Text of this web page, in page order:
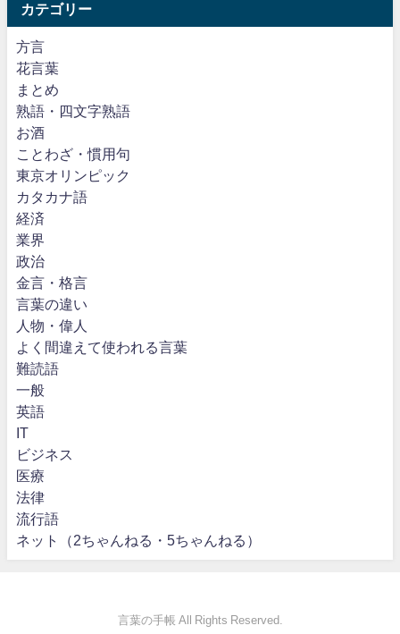
カテゴリー
方言
花言葉
まとめ
熟語・四文字熟語
お酒
ことわざ・慣用句
東京オリンピック
カタカナ語
経済
業界
政治
金言・格言
言葉の違い
人物・偉人
よく間違えて使われる言葉
難読語
一般
英語
IT
ビジネス
医療
法律
流行語
ネット（2ちゃんねる・5ちゃんねる）
言葉の手帳 All Rights Reserved.